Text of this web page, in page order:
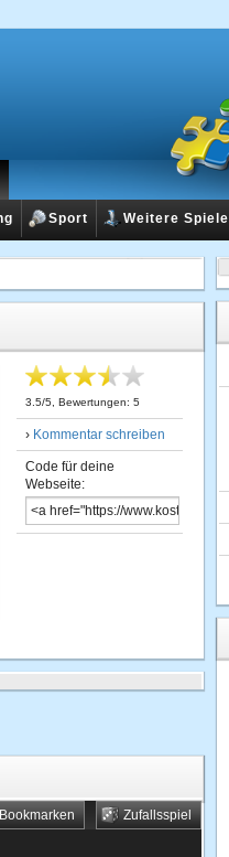
Sport Weitere Spiele
3.5/5 , Bewertungen: 5
› Kommentar schreiben
Code für deine
Webseite:
Zufallsspiel
Bookmarken